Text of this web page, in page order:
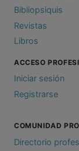
Bibliopsiquis
Revistas
Libros
ACCESO
Iniciar sesión
Registrarse
COMUNIDAD
Directorio